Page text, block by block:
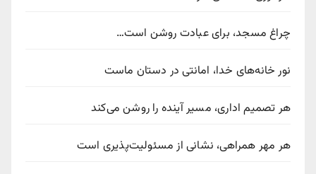
چراغ مسجد، برای عبادت روشن است…
نور خانه‌های خدا، امانتی در دستان ماست
هر تصمیم اداری، مسیر آینده را روشن می‌کند
هر مهر همراهی، نشانی از مسئولیت‌پذیری است